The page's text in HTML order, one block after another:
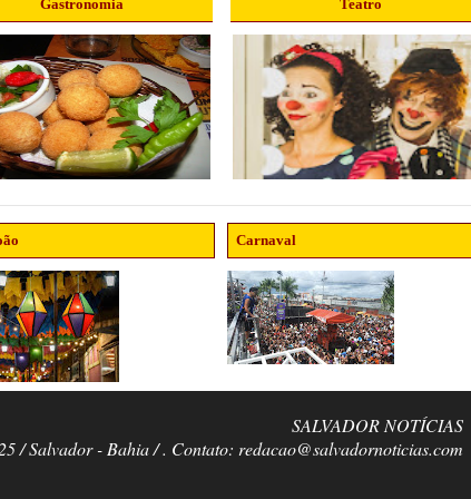
Gastronomia Teatro
Carnaval
SALVADOR NOTÍCIAS
/ Salvador - Bahia / . Contato: redacao@salvadornoticias.com